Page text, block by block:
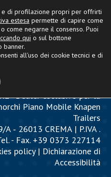
- Dealer esclusivo per la
Piano Mobile Knapen
Trailers
A ‐ 26013 CREMA | P.IVA .
- Fax. +39 0373 227114
policy| Dichiarazione di
Accessibilità
e di profilazione propri per offrirti
estesa permette di capire come
come negarne il consenso. Puoi
qui o sul bottone
banner.
all'uso dei cookie tecnici e di